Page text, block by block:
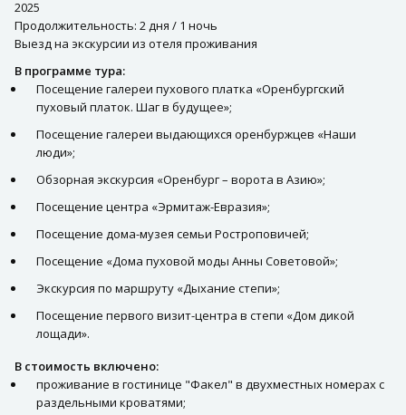
2025
Продолжительность: 2 дня / 1 ночь
Выезд на экскурсии из отеля проживания
В программе тура:
Посещение галереи пухового платка «Оренбургский
пуховый платок. Шаг в будущее»;
Посещение галереи выдающихся оренбуржцев «Наши
люди»;
Обзорная экскурсия «Оренбург – ворота в Азию»;
Посещение центра «Эрмитаж-Евразия»;
Посещение дома-музея семьи Ростроповичей;
Посещение «Дома пуховой моды Анны Советовой»;
Экскурсия по маршруту «Дыхание степи»;
Посещение первого визит-центра в степи «Дом дикой
лощади».
В стоимость включено:
проживание в гостинице "Факел" в двухместных номерах с
раздельными кроватями;